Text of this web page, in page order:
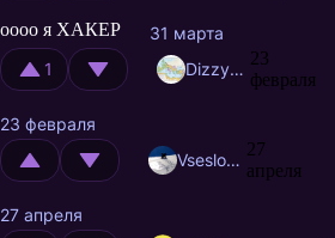
оооо я ХАКЕР
31 марта
1
DizzyFOOD
23
февраля
23 февраля
Vseslogno
27
апреля
27 апреля